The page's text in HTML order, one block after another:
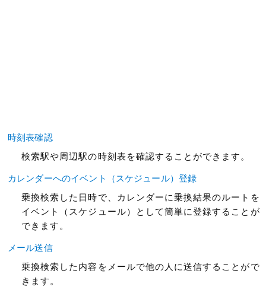
時刻表確認
検索駅や周辺駅の時刻表を確認することができます。
カレンダーへのイベント（スケジュール）登録
乗換検索した日時で、カレンダーに乗換結果のルートを
イベント（スケジュール）として簡単に登録することが
できます。
メール送信
乗換検索した内容をメールで他の人に送信することがで
きます。